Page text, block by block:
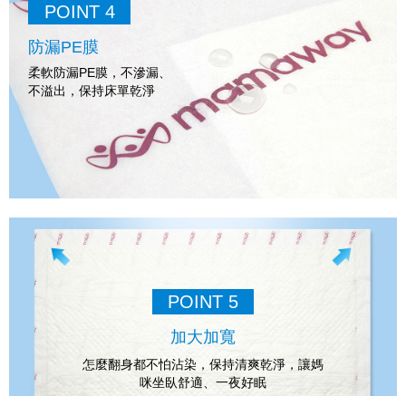
POINT 4
防漏PE膜
柔軟防漏PE膜，不滲漏、
不溢出，保持床單乾淨
POINT 5
加大加寬
怎麼翻身都不怕沾染，保持清爽乾淨，讓媽
咪坐臥舒適、一夜好眠